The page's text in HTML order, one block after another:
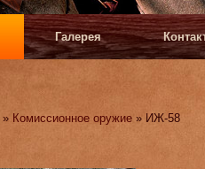
Галерея
» Комиссионное оружие » ИЖ-58